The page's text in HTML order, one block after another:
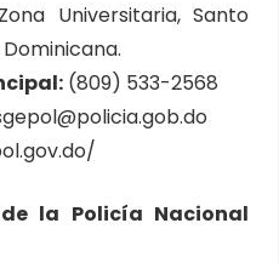
Universitaria, Santo
Dominicana.
(809) 533-2568
la Policía Nacional